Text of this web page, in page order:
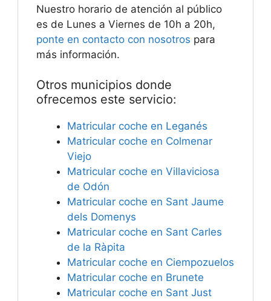
Nuestro horario de atención al público
es de Lunes a Viernes de 10h a 20h,
ponte en contacto con nosotros para
más información.
Otros municipios donde
ofrecemos este servicio:
Matricular coche en Leganés
Matricular coche en Colmenar
Viejo
Matricular coche en Villaviciosa
de Odón
Matricular coche en Sant Jaume
dels Domenys
Matricular coche en Sant Carles
de la Ràpita
Matricular coche en Ciempozuelos
Matricular coche en Brunete
Matricular coche en Sant Just